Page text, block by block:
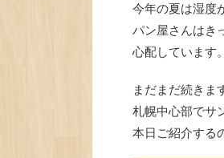
今年の夏は湿度
パン屋さんはき
心配しています
まだまだ続きま
札幌中心部でサ
本日ご紹介する